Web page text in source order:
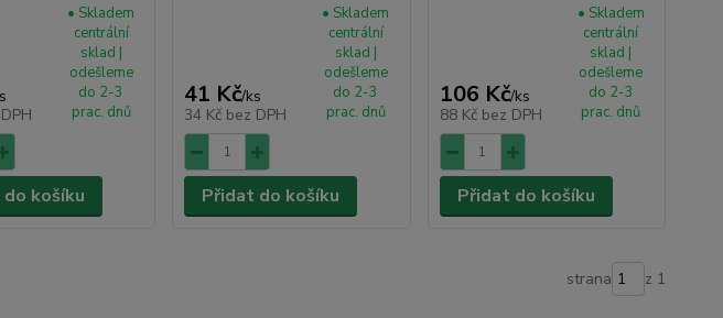
• Skladem
centrální
sklad |
odešleme
do 2-3
prac. dnů
košíku
41 Kč/ks
34 Kč bez DPH
• Skladem
centrální
sklad |
odešleme
do 2-3
prac. dnů
Přidat do košíku
106 Kč/ks
88 Kč bez DPH
• Skladem
centrální
sklad |
odešleme
do 2-3
prac. dnů
Přidat do košíku
strana z 1